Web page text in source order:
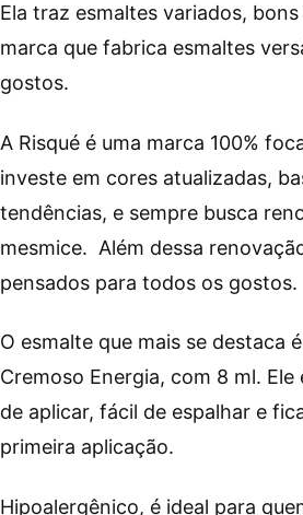
Ela traz esmaltes variados,
marca que fabrica esmaltes
gostos.
A Risqué é uma marca 100%
investe em cores atualizadas,
tendências, e sempre busca
mesmice. Além dessa
pensados para todos os gostos.
O esmalte que mais se destaca
Cremoso Energia, com 8 ml.
de aplicar, fácil de espalhar e
primeira aplicação.
Hipoalergênico, é ideal para